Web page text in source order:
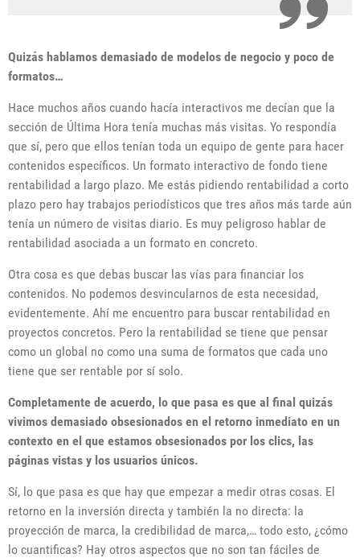
Quizás hablamos demasiado de modelos de negocio y poco de
formatos…
Hace muchos años cuando hacía interactivos me decían que la
sección de Última Hora tenía muchas más visitas. Yo respondía
que sí, pero que ellos tenían toda un equipo de gente para hacer
contenidos específicos. Un formato interactivo de fondo tiene
rentabilidad a largo plazo. Me estás pidiendo rentabilidad a corto
plazo pero hay trabajos periodísticos que tres años más tarde aún
tenía un número de visitas diario. Es muy peligroso hablar de
rentabilidad asociada a un formato en concreto.
Otra cosa es que debas buscar las vías para financiar los
contenidos. No podemos desvincularnos de esta necesidad,
evidentemente. Ahí me encuentro para buscar rentabilidad en
proyectos concretos. Pero la rentabilidad se tiene que pensar
como un global no como una suma de formatos que cada uno
tiene que ser rentable por sí solo.
Completamente de acuerdo, lo que pasa es que al final quizás
vivimos demasiado obsesionados en el retorno inmediato en un
contexto en el que estamos obsesionados por los clics, las
páginas vistas y los usuarios únicos.
Sí, lo que pasa es que hay que empezar a medir otras cosas. El
retorno en la inversión directa y también la no directa: la
proyección de marca, la credibilidad de marca,… todo esto, ¿cómo
lo cuantificas? Hay otros aspectos que no son tan fáciles de